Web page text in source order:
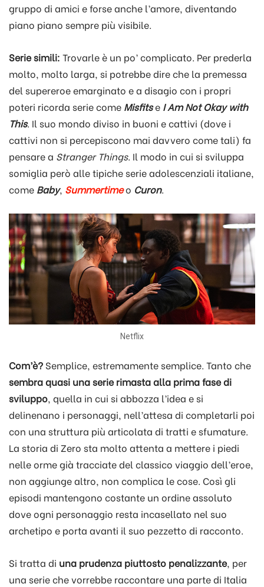
gruppo di amici e forse anche l’amore, diventando
piano piano sempre più visibile.
Serie simili: Trovarle è un po’ complicato. Per prederla
molto, molto larga, si potrebbe dire che la premessa
del supereroe emarginato e a disagio con i propri
poteri ricorda serie come Misfitse I Am Not Okay with
This. Il suo mondo diviso in buoni e cattivi (dove i
cattivi non si percepiscono mai davvero come tali) fa
pensare a Stranger Things. Il modo in cui si sviluppa
somiglia però alle tipiche serie adolescenziali italiane,
come Baby, Summertimeo Curon.
Netflix
Com’è? Semplice, estremamente semplice. Tanto che
sembra quasi una serie rimasta alla prima fase di
sviluppo, quella in cui si abbozza l’idea e si
delinenano i personaggi, nell’attesa di completarli poi
con una struttura più articolata di tratti e sfumature.
La storia di Zero sta molto attenta a mettere i piedi
nelle orme già tracciate del classico viaggio dell’eroe,
non aggiunge altro, non complica le cose. Così gli
episodi mantengono costante un ordine assoluto
dove ogni personaggio resta incasellato nel suo
archetipo e porta avanti il suo pezzetto di racconto.
Si tratta di una prudenza piuttosto penalizzante, per
una serie che vorrebbe raccontare una parte di Italia